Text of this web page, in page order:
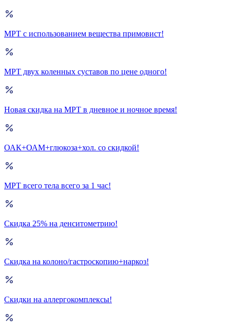
МРТ с использованием вещества примовист!
МРТ двух коленных суставов по цене одного!
Новая скидка на МРТ в дневное и ночное время!
ОАК+ОАМ+глюкоза+хол. со скидкой!
МРТ всего тела всего за 1 час!
Скидка 25% на денситометрию!
Скидка на колоно/гастроскопию+наркоз!
Скидки на аллергокомплексы!